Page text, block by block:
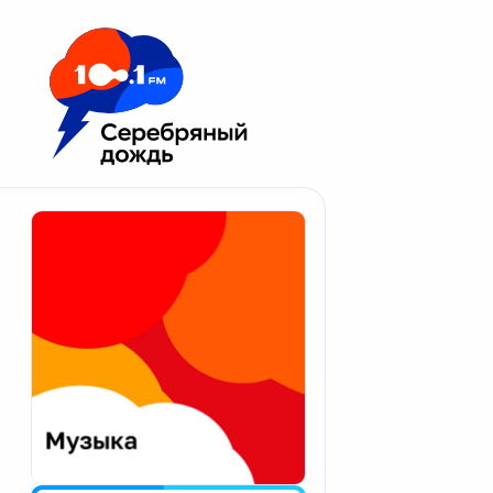
Москва 100.1 FM
Апатиты
Екатеринбург
Калининград
Калуга